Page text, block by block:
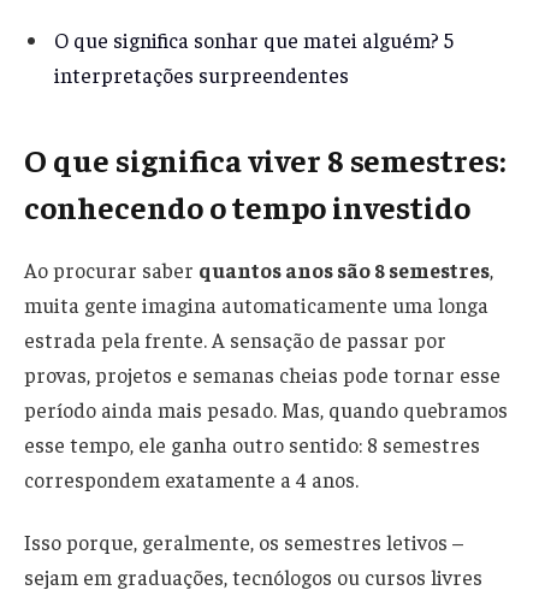
O que significa sonhar que matei alguém? 5
interpretações surpreendentes
O que significa viver 8 semestres:
conhecendo o tempo investido
Ao procurar saber quantos anos são 8 semestres,
muita gente imagina automaticamente uma longa
estrada pela frente. A sensação de passar por
provas, projetos e semanas cheias pode tornar esse
período ainda mais pesado. Mas, quando quebramos
esse tempo, ele ganha outro sentido: 8 semestres
correspondem exatamente a 4 anos.
Isso porque, geralmente, os semestres letivos –
sejam em graduações, tecnólogos ou cursos livres